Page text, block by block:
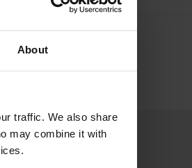
About
traffic. We also share
may combine it with